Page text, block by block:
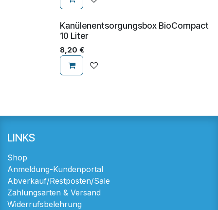
Kanülenentsorgungsbox BioCompact
10 Liter
8,20 €
LINKS
Shop
Anmeldung-Kundenportal
Abverkauf/Restposten/Sale
Zahlungsarten & Versand
Widerrufsbelehrung